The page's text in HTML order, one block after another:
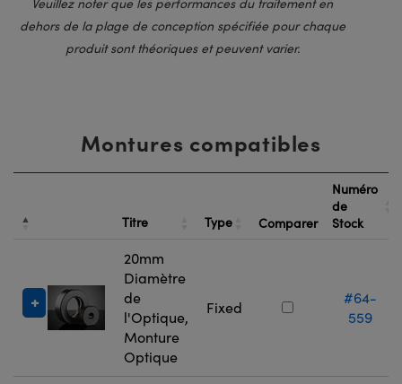
dehors de la plage de conception spécifiée pour chaque
produit sont théoriques et peuvent varier.
Montures compatibles
Titre Type Comparer
Numéro
de
Stock
20mm
Diamètre
de
l'Optique,
Monture
Optique
Fixed
#64-
559